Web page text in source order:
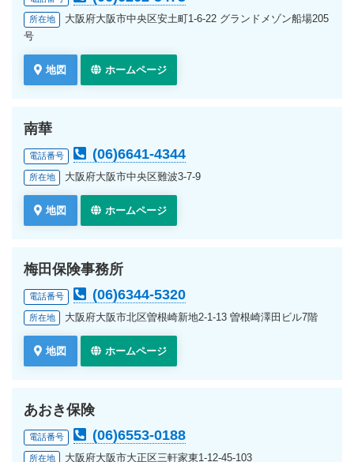
所在地
大阪府大阪市中央区安土町1-6-22 グランドメゾン船場205
号
地図 ホームページ
南華
電話番号 (06)6641-4344
所在地 大阪府大阪市中央区難波3-7-9
地図 ホームページ
梅田保険事務所
電話番号 (06)6344-5320
所在地 大阪府大阪市北区曽根崎新地2-1-13 曽根崎澤田ビル7階
地図 ホームページ
あおき保険
電話番号 (06)6553-0188
所在地 大阪府大阪市大正区三軒家東1-12-45-103